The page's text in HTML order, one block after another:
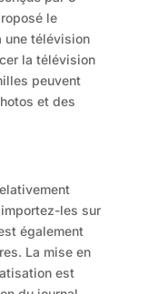
le
une télévision
la télévision
peuvent
et des
les sur
également
La mise en
est